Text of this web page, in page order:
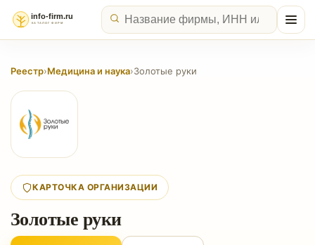
Реестр›Медицина и наука›Золотые руки
КАРТОЧКА ОРГАНИЗАЦИИ
Золотые руки